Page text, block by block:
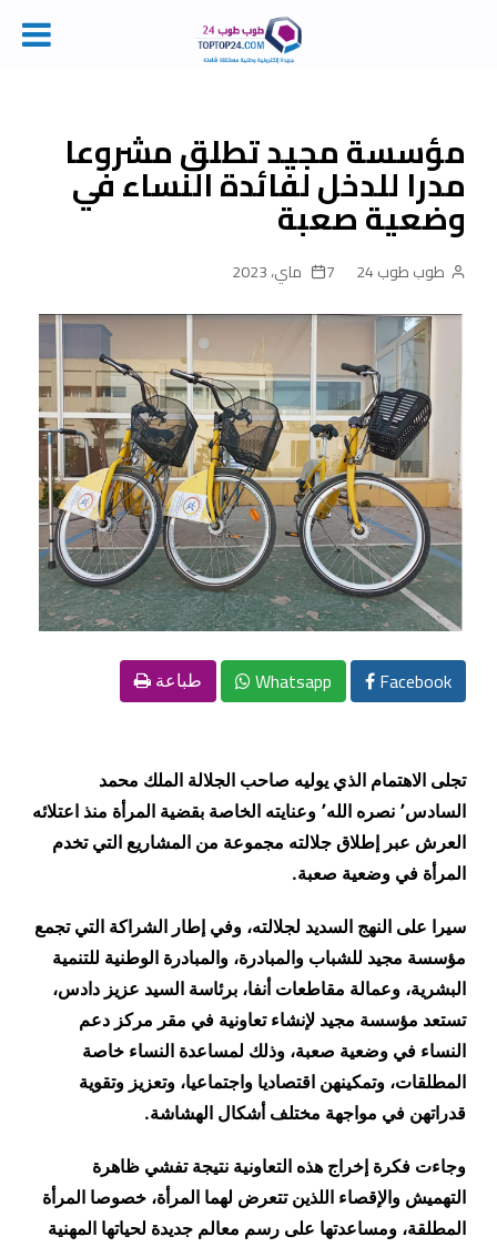
مؤسسة مجيد تطلق مشروعا
مدرا للدخل لفائدة النساء في
وضعية صعبة
طوب طوب 24 7 ماي، 2023
Facebook
Whatsapp طباعة
تجلى الاهتمام الذي يوليه صاحب الجلالة الملك محمد
السادس٬ نصره الله٬ وعنايته الخاصة بقضية المرأة منذ اعتلائه
العرش عبر إطلاق جلالته مجموعة من المشاريع التي تخدم
المرأة في وضعية صعبة.
سيرا على النهج السديد لجلالته، وفي إطار الشراكة التي تجمع
مؤسسة مجيد للشباب والمبادرة، والمبادرة الوطنية للتنمية
البشرية، وعمالة مقاطعات أنفا، برئاسة السيد عزيز دادس،
تستعد مؤسسة مجيد لإنشاء تعاونية في مقر مركز دعم
النساء في وضعية صعبة، وذلك لمساعدة النساء خاصة
المطلقات، وتمكينهن اقتصاديا واجتماعيا، وتعزيز وتقوية
قدراتهن في مواجهة مختلف أشكال الهشاشة.
وجاءت فكرة إخراج هذه التعاونية نتيجة تفشي ظاهرة
التهميش والإقصاء اللذين تتعرض لهما المرأة، خصوصا المرأة
المطلقة، ومساعدتها على رسم معالم جديدة لحياتها المهنية